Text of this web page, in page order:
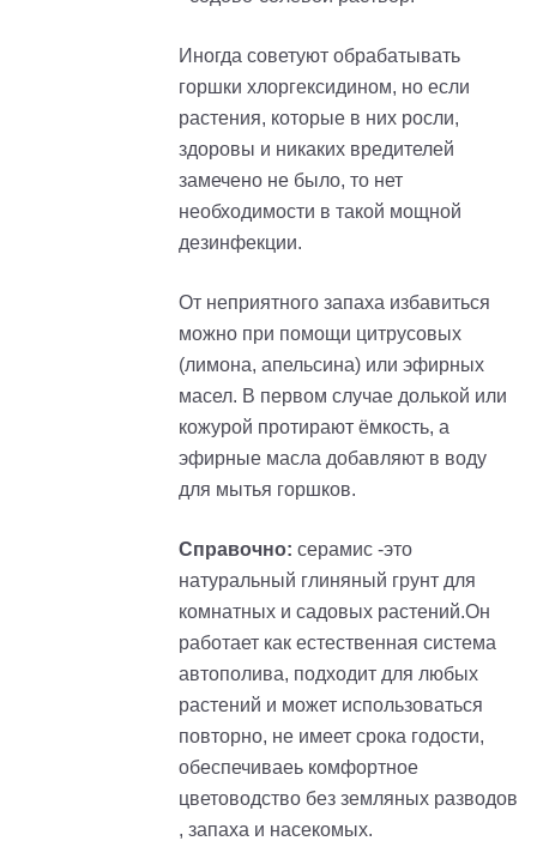
Иногда советуют обрабатывать
горшки хлоргексидином, но если
растения, которые в них росли,
здоровы и никаких вредителей
замечено не было, то нет
необходимости в такой мощной
дезинфекции.
От неприятного запаха избавиться
можно при помощи цитрусовых
(лимона, апельсина) или эфирных
масел. В первом случае долькой или
кожурой протирают ёмкость, а
эфирные масла добавляют в воду
для мытья горшков.
Справочно: серамис -это
натуральный глиняный грунт для
комнатных и садовых растений.Он
работает как естественная система
автополива, подходит для любых
растений и может использоваться
повторно, не имеет срока годости,
обеспечиваеь комфортное
цветоводство без земляных разводов
, запаха и насекомых.